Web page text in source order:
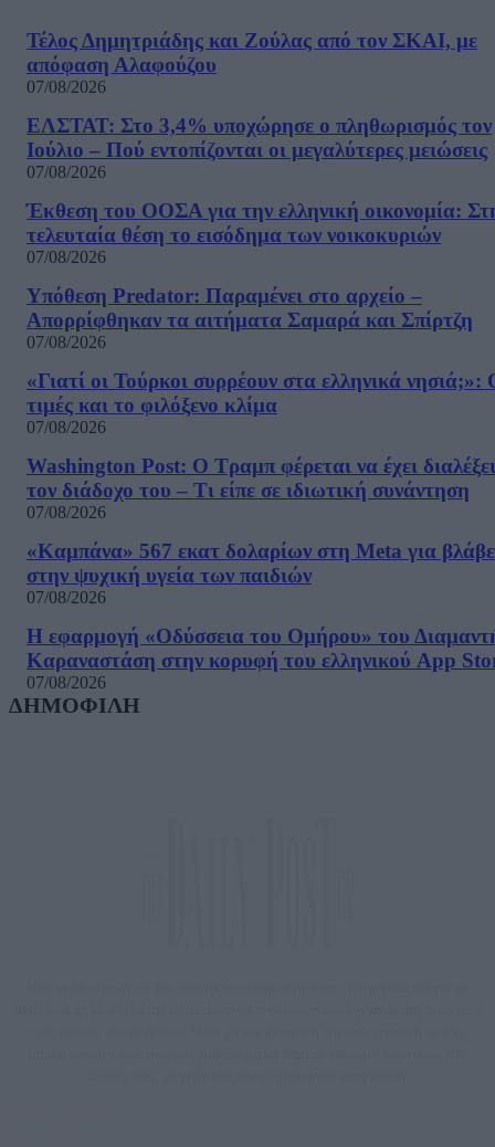
Τέλος Δημητριάδης και Ζούλας από τον ΣΚΑΙ, με
απόφαση Αλαφούζου
07/08/2026
ΕΛΣΤΑΤ: Στο 3,4% υποχώρησε ο πληθωρισμός τον
Ιούλιο – Πού εντοπίζονται οι μεγαλύτερες μειώσεις
07/08/2026
Έκθεση του ΟΟΣΑ για την ελληνική οικονομία:
τελευταία θέση το εισόδημα των νοικοκυριών
07/08/2026
Υπόθεση Predator: Παραμένει στο αρχείο –
Απορρίφθηκαν τα αιτήματα Σαμαρά και Σπίρτζη
07/08/2026
«Γιατί οι Τούρκοι συρρέουν στα ελληνικά νησιά;»:
τιμές και το φιλόξενο κλίμα
07/08/2026
Washington Post: Ο Τραμπ φέρεται να έχει διαλέξει
τον διάδοχο του – Τι είπε σε ιδιωτική συνάντηση
07/08/2026
«Καμπάνα» 567 εκατ δολαρίων στη Meta για
στην ψυχική υγεία των παιδιών
07/08/2026
Η εφαρμογή «Οδύσσεια του Ομήρου» του
Καραναστάση στην κορυφή του ελληνικού App
07/08/2026
ΔΗΜΟΦΙΛΗ